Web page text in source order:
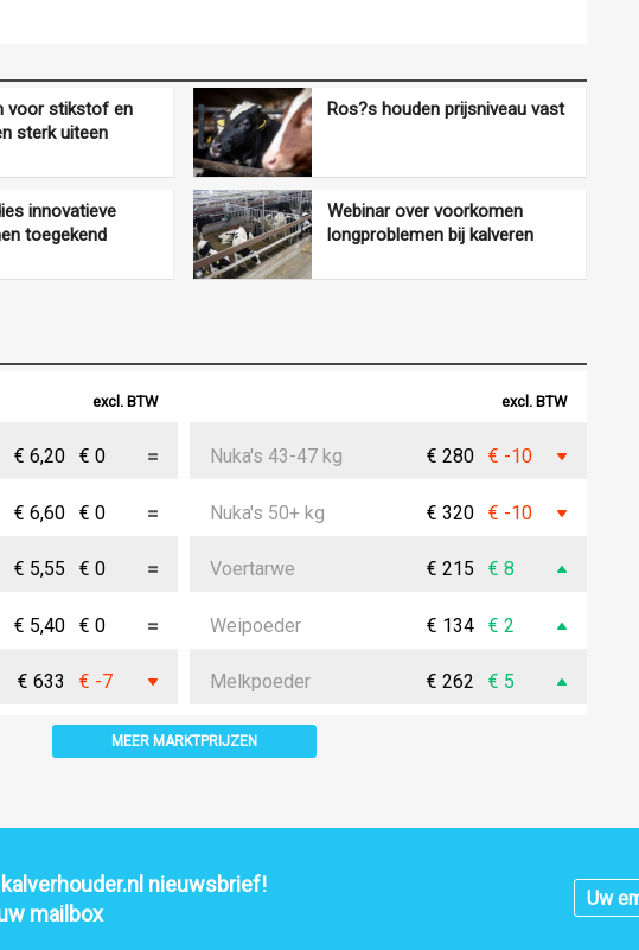
voor stikstof en
sterk uiteen
Ros?s houden prijsniveau vast
innovatieve
toegekend
Webinar over voorkomen
longproblemen bij kalveren
excl. BTW
€ 6,20 € 0
€ 6,60 € 0
€ 5,55 € 0
€ 5,40 € 0
€ 633 € -7
excl. BTW
Nuka's 43-47 kg € 280 € -10
Nuka's 50+ kg € 320 € -10
Voertarwe € 215 € 8
Weipoeder € 134 € 2
Melkpoeder € 262 € 5
MEER MARKTPRIJZEN
nieuwsbrief!
mailbox